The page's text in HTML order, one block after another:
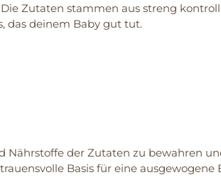
Zutaten stammen aus streng
das deinem Baby gut tut.
Nährstoffe der Zutaten zu bewahren
Basis für eine ausgewogene